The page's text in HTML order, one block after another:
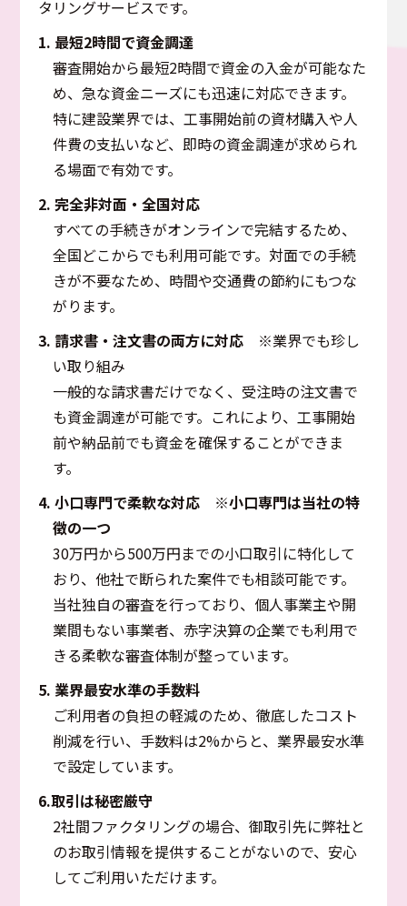
タリングサービスです。
1. 最短2時間で資金調達
審査開始から最短2時間で資金の入金が可能なた
め、急な資金ニーズにも迅速に対応できます。
特に建設業界では、工事開始前の資材購入や人
件費の支払いなど、即時の資金調達が求められ
る場面で有効です。
2. 完全非対面・全国対応
すべての手続きがオンラインで完結するため、
全国どこからでも利用可能です。対面での手続
きが不要なため、時間や交通費の節約にもつな
がります。
3. 請求書・注文書の両方に対応 ※業界でも珍し
い取り組み
一般的な請求書だけでなく、受注時の注文書で
も資金調達が可能です。これにより、工事開始
前や納品前でも資金を確保することができま
す。
4. 小口専門で柔軟な対応
※小口専門は当社の特
徴の一つ
30万円から500万円までの小口取引に特化して
おり、他社で断られた案件でも相談可能です。
当社独自の審査を行っており、個人事業主や開
業間もない事業者、赤字決算の企業でも利用で
きる柔軟な審査体制が整っています。
5. 業界最安水準の手数料
ご利用者の負担の軽減のため、徹底したコスト
削減を行い、手数料は2%からと、業界最安水準
で設定しています。
6.取引は秘密厳守
2社間ファクタリングの場合、御取引先に弊社と
のお取引情報を提供することがないので、安心
してご利用いただけます。